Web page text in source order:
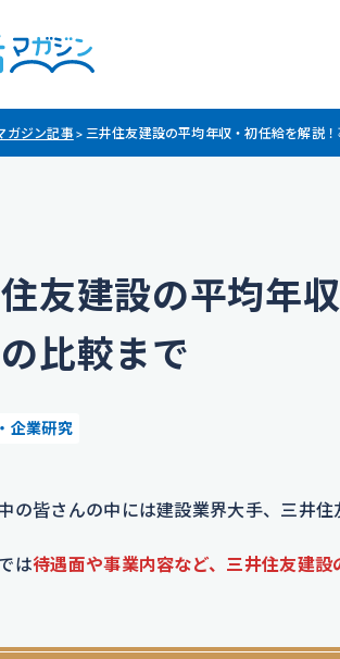
ガジン記事 > 三井住友建設の平均年収・初任給を解説
友建設の平均年
比較まで
企業研究
の皆さんの中には建設業界大手、三井
は待遇面や事業内容など、三井住友建